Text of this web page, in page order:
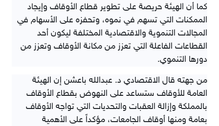
كما أن الهيئة حريصة على تطوير قطاع الأوقاف وإيجاد
الممكنات التي تسهم في نموه، وتحفزه على الأسهام في
المجالات التنموية والاقتصادية المختلفة ليكون أحد
القطاعات الفاعلة التي تعزز من مكانة الأوقاف وتعزز من
دورها التنموي.
من جهته قال الاقتصادي د. عبدالله باعشن إن الهيئة
العامة للأوقاف ستساعد على النهوض بقطاع الأوقاف
بالمملكة وإزالة العقبات والتحديات التي تواجه الأوقاف
بعامة ومنها أوقاف الجامعات، مؤكداً على الأهمية